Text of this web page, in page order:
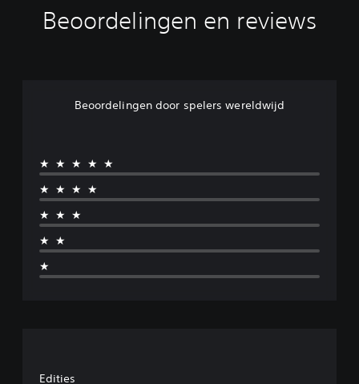
Beoordelingen en reviews
Beoordelingen door spelers wereldwijd
★★★★★
★★★★
★★★
★★
★
Edities